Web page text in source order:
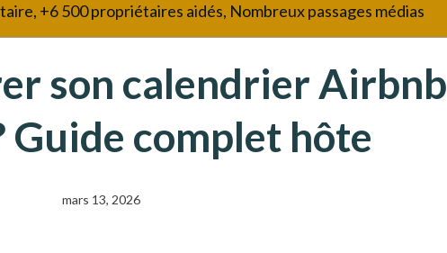
+6 500 propriétaires aidés, Nombreux passages médias
son calendrier Airbnb
Guide complet hôte
mars 13, 2026